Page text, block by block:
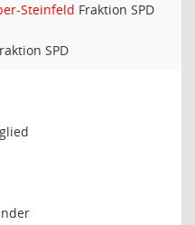
Steinfeld Fraktion SPD
SPD